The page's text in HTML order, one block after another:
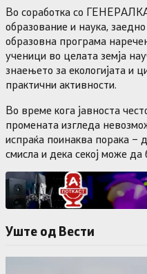
Во соработка со
образование и наука,
образовна програма
ученици во целата земја
знаењето за екологијата и
практични активности.
Во време кога јавноста
промената изгледа
испраќа поинаква порака –
смисла и дека секој може
Уште од Вести